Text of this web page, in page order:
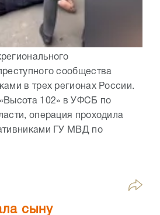
сообщества
в трех регионах России.
102» в УФСБ по
операция проходила
ГУ МВД по
сыну